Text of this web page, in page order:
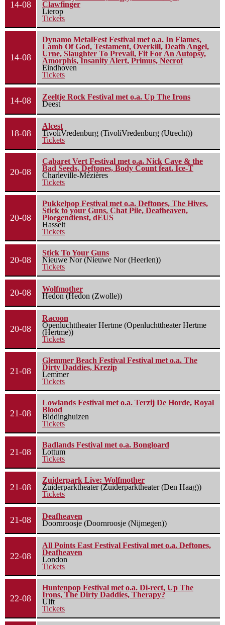
14-08
Clawfinger
Lierop
Tickets
14-08
Dynamo MetalFest Festival met o.a. In Flames,
Lamb Of God, Testament, Overkill, Death Angel,
Urne, Slaughter To Prevail, Fit For An Autopsy,
Amorphis, Insanity Alert, Primus, Necrot
Eindhoven
Tickets
14-08
Zeeltje Rock Festival met o.a. Up The Irons
Deest
18-08
Alcest
TivoliVredenburg (TivoliVredenburg (Utrecht))
Tickets
20-08
Cabaret Vert Festival met o.a. Nick Cave & the
Bad Seeds, Deftones, Body Count feat. Ice-T
Charleville-Mézières
Tickets
20-08
Pukkelpop Festival met o.a. Deftones, The Hives,
Stick to your Guns, Chat Pile, Deafheaven,
Ploegendienst, dEUS
Hasselt
Tickets
20-08
Stick To Your Guns
Nieuwe Nor (Nieuwe Nor (Heerlen))
Tickets
20-08
Wolfmother
Hedon (Hedon (Zwolle))
20-08
Racoon
Openluchttheater Hertme (Openluchttheater Hertme
(Hertme))
Tickets
21-08
Glemmer Beach Festival Festival met o.a. The
Dirty Daddies, Krezip
Lemmer
Tickets
21-08
Lowlands Festival met o.a. Terzij De Horde, Royal
Blood
Biddinghuizen
Tickets
21-08
Badlands Festival met o.a. Bongloard
Lottum
Tickets
21-08
Zuiderpark Live: Wolfmother
Zuiderparktheater (Zuiderparktheater (Den Haag))
Tickets
21-08
Deafheaven
Doornroosje (Doornroosje (Nijmegen))
22-08
All Points East Festival Festival met o.a. Deftones,
Deafheaven
London
Tickets
22-08
Huntenpop Festival met o.a. Di-rect, Up The
Irons, The Dirty Daddies, Therapy?
Ulft
Tickets